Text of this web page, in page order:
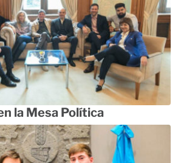
la Mesa Política